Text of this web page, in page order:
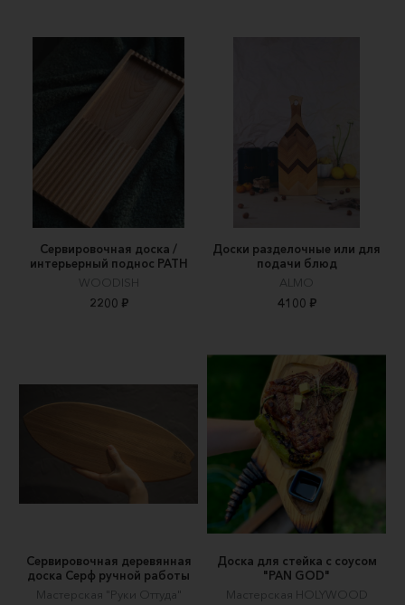
Сервировочная доска /
интерьерный поднос PATH
WOODISH
2200 ₽
Доски разделочные или для
подачи блюд
ALMO
4100 ₽
Сервировочная деревянная
доска Серф ручной работы
Мастерская "Руки Оттуда"
Доска для стейка с соусом
"PAN GOD"
Мастерская HOLYWOOD